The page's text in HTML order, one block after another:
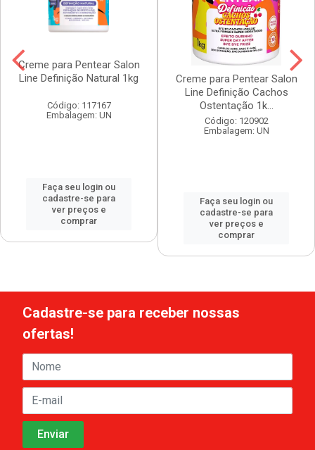
Creme para Pentear Salon
Line Definição Natural 1kg
Código: 117167
Embalagem: UN
Faça seu login ou
cadastre-se para
ver preços e
comprar
Creme para Pentear Salon
Line Definição Cachos
Ostentação 1k...
Código: 120902
Embalagem: UN
Faça seu login ou
cadastre-se para
ver preços e
comprar
Cadastre-se para receber nossas
ofertas!